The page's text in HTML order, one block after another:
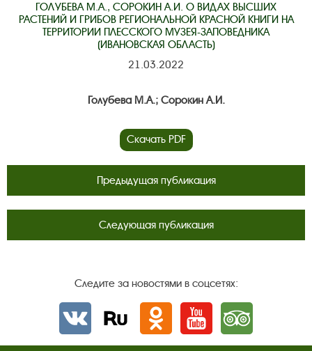
ГОЛУБЕВА М.А., СОРОКИН А.И. О ВИДАХ ВЫСШИХ
РАСТЕНИЙ И ГРИБОВ РЕГИОНАЛЬНОЙ КРАСНОЙ КНИГИ НА
ТЕРРИТОРИИ ПЛЕССКОГО МУЗЕЯ-ЗАПОВЕДНИКА
(ИВАНОВСКАЯ ОБЛАСТЬ)
21.03.2022
Голубева М.А.; Сорокин А.И.
Скачать PDF
Предыдущая публикация
Следующая публикация
Следите за новостями в соцсетях:
Вконтактеrutube Одноклассники
YouTube Трипадвизор